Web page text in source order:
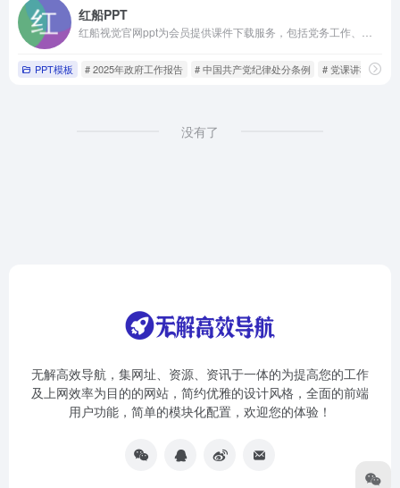
红船PPT
PPT模板 # 2025年政府工作报告 # 中国共产党纪律处分条例 # 党课讲稿
没有了
无解高效导航，集网址、资源、资讯于一体的为提高您的工作
及上网效率为目的的网站，简约优雅的设计风格，全面的前端
用户功能，简单的模块化配置，欢迎您的体验！